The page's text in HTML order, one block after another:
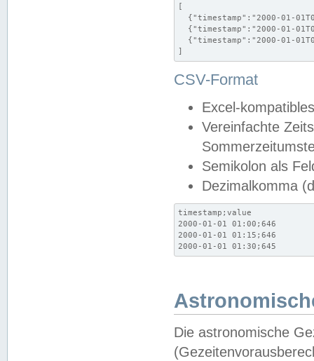
[
{"timestamp":"2000-01-
{"timestamp":"2000-01-
{"timestamp":"2000-01-
]
CSV-Format
Excel-
Vereinfachte
Semikolon als
Dezimalkomma
timestamp;value
2000-01-01 01:00;646
2000-01-01 01:15;646
2000-01-01 01:30;645
Die astronomische